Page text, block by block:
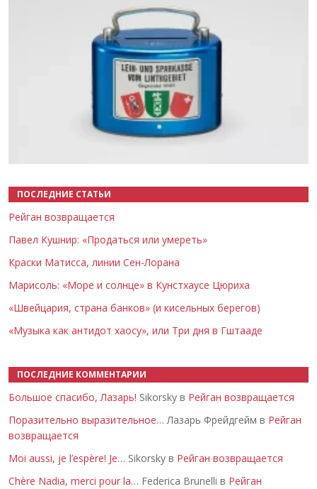
ПОСЛЕДНИЕ СТАТЬИ
Рейган возвращается
Павел Кушнир: «Продаться или умереть»
Краски Матисса, линии Сен-Лорана
Марисоль: «Море и солнце» в Кунстхаусе Цюриха
«Швейцария, страна банков» (и кисельных берегов)
«Музыка как антидот хаосу», или Три дня в Гштааде
ПОСЛЕДНИЕ КОММЕНТАРИИ
Большое спасибо, Лазарь! Sikorsky в Рейган возвращается
Поразительно выразительное… Лазарь Фрейдгейм в Рейган
возвращается
Moi aussi, je l’espère! Je… Sikorsky в Рейган возвращается
Chère Nadia, merci pour la… Federica Brunelli в Рейган